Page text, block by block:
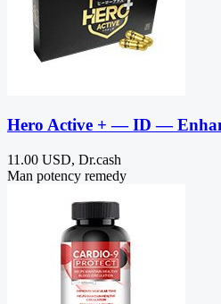
Hero Active + — ID —
11.00 USD, Dr.cash
Man potency remedy